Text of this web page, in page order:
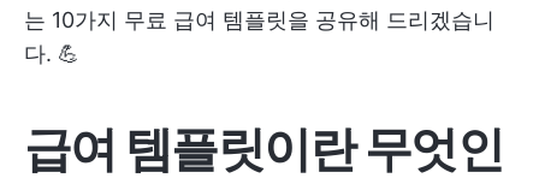
는 10가지 무료 급여 템플릿을 공유해 드리겠습니
다. 💪
급여 템플릿이란 무엇인